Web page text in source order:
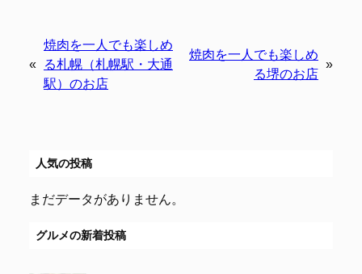
«
焼肉を一人でも楽しめ
る札幌（札幌駅・大通
駅）のお店
焼肉を一人でも楽しめ
る堺のお店
»
人気の投稿
まだデータがありません。
グルメの新着投稿